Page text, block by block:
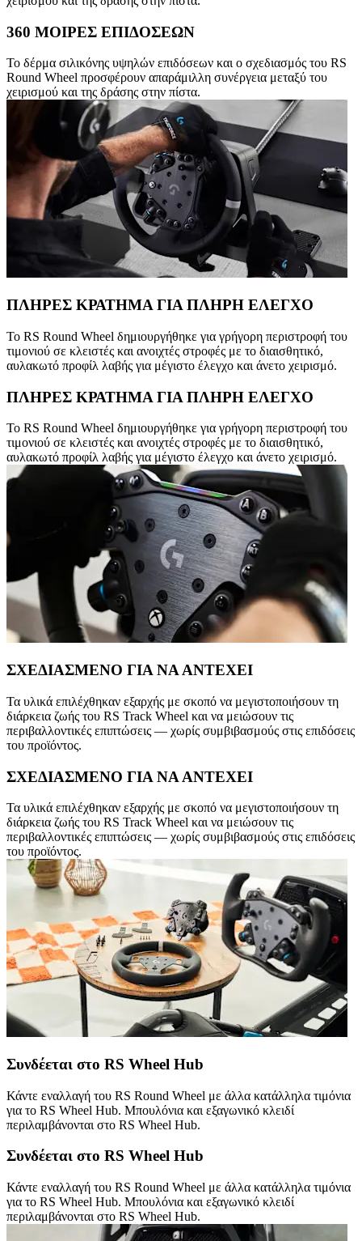
360 ΜΟΙΡΕΣ ΕΠΙΔΟΣΕΩΝ
Το δέρμα σιλικόνης υψηλών επιδόσεων και ο σχεδιασμός του RS
Round Wheel προσφέρουν απαράμιλλη συνέργεια μεταξύ του
χειρισμού και της δράσης στην πίστα.
ΠΛΗΡΕΣ ΚΡΑΤΗΜΑ ΓΙΑ ΠΛΗΡΗ ΕΛΕΓΧΟ
Το RS Round Wheel δημιουργήθηκε για γρήγορη περιστροφή του
τιμονιού σε κλειστές και ανοιχτές στροφές με το διαισθητικό,
αυλακωτό προφίλ λαβής για μέγιστο έλεγχο και άνετο χειρισμό.
ΠΛΗΡΕΣ ΚΡΑΤΗΜΑ ΓΙΑ ΠΛΗΡΗ ΕΛΕΓΧΟ
Το RS Round Wheel δημιουργήθηκε για γρήγορη περιστροφή του
τιμονιού σε κλειστές και ανοιχτές στροφές με το διαισθητικό,
αυλακωτό προφίλ λαβής για μέγιστο έλεγχο και άνετο χειρισμό.
ΣΧΕΔΙΑΣΜΕΝΟ ΓΙΑ ΝΑ ΑΝΤΕΧΕΙ
Τα υλικά επιλέχθηκαν εξαρχής με σκοπό να μεγιστοποιήσουν τη
διάρκεια ζωής του RS Track Wheel και να μειώσουν τις
περιβαλλοντικές επιπτώσεις — χωρίς συμβιβασμούς στις επιδόσεις
του προϊόντος.
ΣΧΕΔΙΑΣΜΕΝΟ ΓΙΑ ΝΑ ΑΝΤΕΧΕΙ
Τα υλικά επιλέχθηκαν εξαρχής με σκοπό να μεγιστοποιήσουν τη
διάρκεια ζωής του RS Track Wheel και να μειώσουν τις
περιβαλλοντικές επιπτώσεις — χωρίς συμβιβασμούς στις επιδόσεις
του προϊόντος.
Συνδέεται στο RS Wheel Hub
Κάντε εναλλαγή του RS Round Wheel με άλλα κατάλληλα τιμόνια
για το RS Wheel Hub. Μπουλόνια και εξαγωνικό κλειδί
περιλαμβάνονται στο RS Wheel Hub.
Συνδέεται στο RS Wheel Hub
Κάντε εναλλαγή του RS Round Wheel με άλλα κατάλληλα τιμόνια
για το RS Wheel Hub. Μπουλόνια και εξαγωνικό κλειδί
περιλαμβάνονται στο RS Wheel Hub.